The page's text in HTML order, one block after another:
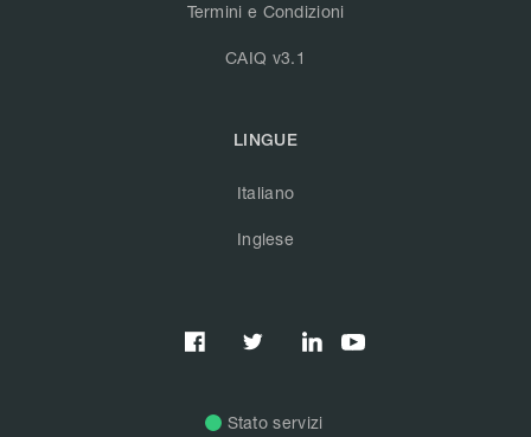
Termini e Condizioni
CAIQ v3.1
LINGUE
Italiano
Inglese
  
Stato servizi